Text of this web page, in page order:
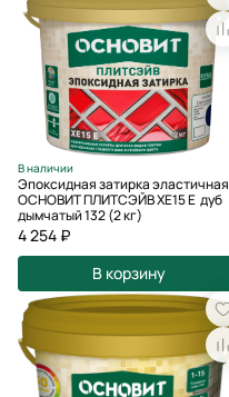
В наличии
Эпоксидная затирка эластичная
ОСНОВИТ ПЛИТСЭЙВ XE15 Е дуб
дымчатый 132 (2 кг)
4 254 ₽
В корзину